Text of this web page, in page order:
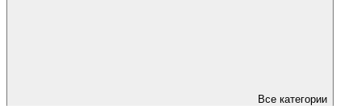
Все категории